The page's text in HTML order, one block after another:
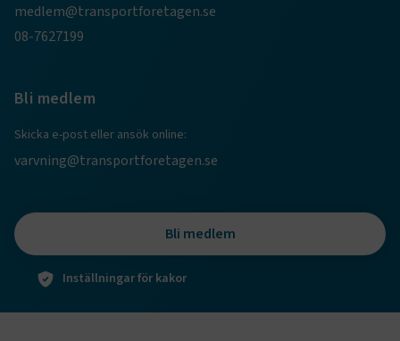
medlem@transportforetagen.se
08-7627199
Bli medlem
Skicka e-post eller ansök online:
varvning@transportforetagen.se
Bli medlem
Inställningar för kakor